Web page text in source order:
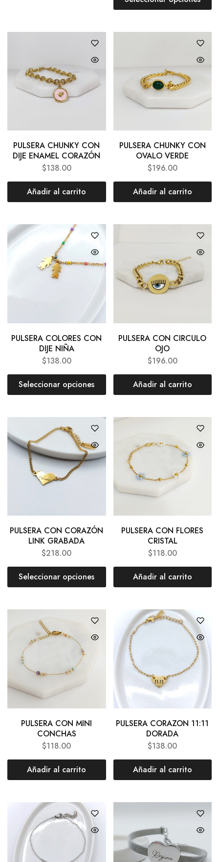
PULSERA CHUNKY CON
DIJE ENAMEL CORAZÓN
$138.00
Añadir al carrito
PULSERA CHUNKY CON
OVALO VERDE
$196.00
Añadir al carrito
PULSERA COLORES CON
DIJE NIÑA
$138.00
Seleccionar opciones
PULSERA CON CIRCULO
OJO
$196.00
Añadir al carrito
PULSERA CON CORAZÓN
LINK GRABADA
$218.00
Seleccionar opciones
PULSERA CON FLORES
CRISTAL
$118.00
Añadir al carrito
PULSERA CON MINI
CONCHAS
$118.00
Añadir al carrito
PULSERA CORAZON 11:11
DORADA
$138.00
Añadir al carrito